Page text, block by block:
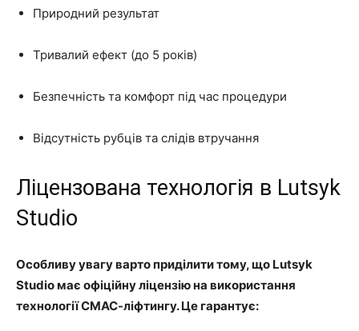
Природний результат
Тривалий ефект (до 5 років)
Безпечність та комфорт під час процедури
Відсутність рубців та слідів втручання
Ліцензована технологія в Lutsyk
Studio
Особливу увагу варто приділити тому, що Lutsyk
Studio має офіційну ліцензію на використання
технології СМАС-ліфтингу. Це гарантує: